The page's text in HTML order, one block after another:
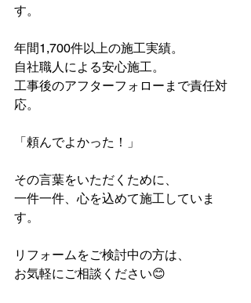
す。
年間1,700件以上の施工実績。
自社職人による安心施工。
工事後のアフターフォローまで責任対
応。
「頼んでよかった！」
その言葉をいただくために、
一件一件、心を込めて施工していま
す。
リフォームをご検討中の方は、
お気軽にご相談ください😊